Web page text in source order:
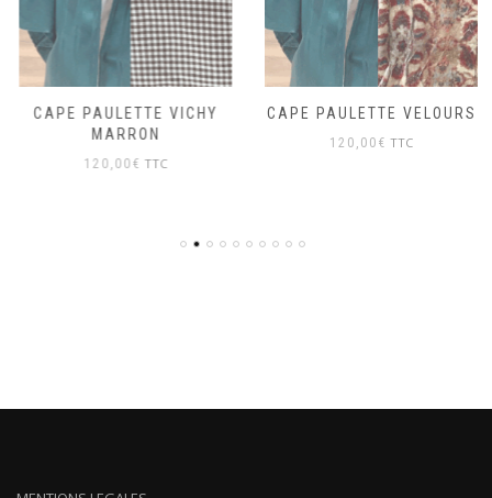
CAPE PAULETTE VICHY
MARRON
120,00 € TTC
CAPE PAULETTE VELOURS
120,00 € TTC